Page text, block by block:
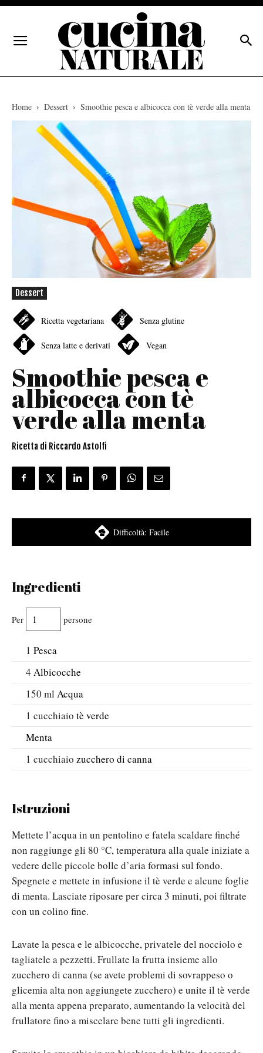
Home Dessert Smoothie pesca e albicocca con tè verde alla menta
Dessert
Ricetta vegetariana Senza glutine
Senza latte e derivati Vegan
Smoothie pesca e
albicocca con tè
verde alla menta
Ricetta di Riccardo Astolfi
Difficoltà:Facile
Ingredienti
Per persone
1 Pesca
4 Albicocche
150 ml Acqua
1 cucchiaio tè verde
Menta
1 cucchiaio zucchero di canna
Istruzioni
Mettete l’acqua in un pentolino e fatela scaldare finché
non raggiunge gli 80 °C, temperatura alla quale iniziate a
vedere delle piccole bolle d’aria formasi sul fondo.
Spegnete e mettete in infusione il tè verde e alcune foglie
di menta. Lasciate riposare per circa 3 minuti, poi filtrate
con un colino fine.
Lavate la pesca e le albicocche, privatele del nocciolo e
tagliatele a pezzetti. Frullate la frutta insieme allo
zucchero di canna (se avete problemi di sovrappeso o
glicemia alta non aggiungete zucchero) e unite il tè verde
alla menta appena preparato, aumentando la velocità del
frullatore fino a miscelare bene tutti gli ingredienti.